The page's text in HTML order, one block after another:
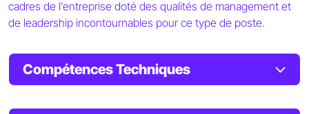
cadres de l’entreprise doté des qualités de management et
de leadership incontournables pour ce type de poste.
Compétences Techniques